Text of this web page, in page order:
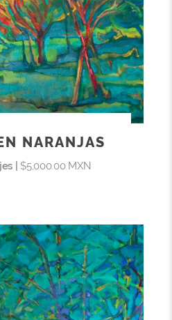
NARANJAS
|$5,000.00 MXN